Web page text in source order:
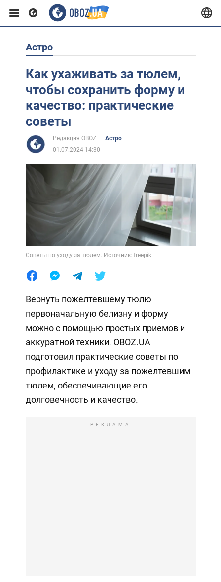
Европа
США
Азия
Африка
Лайфхаки
Астро
Как ухаживать за тюлем,
чтобы сохранить форму и
качество: практические
советы
Редакция OBOZ
Астро
01.07.2024 14:30
Советы по уходу за тюлем. Источник: freepik
Вернуть пожелтевшему тюлю
первоначальную белизну и форму
можно с помощью простых приемов и
аккуратной техники. OBOZ.UA
подготовил практические советы по
профилактике и уходу за пожелтевшим
тюлем, обеспечивающие его
долговечность и качество.
РЕКЛАМА